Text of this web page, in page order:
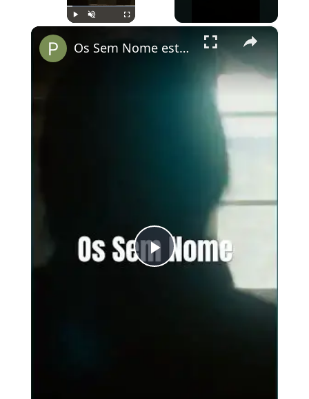
×
Play
Os Sem Nome está disponível no Disney+!#dicadeserie #ossemnome #terror #suspense